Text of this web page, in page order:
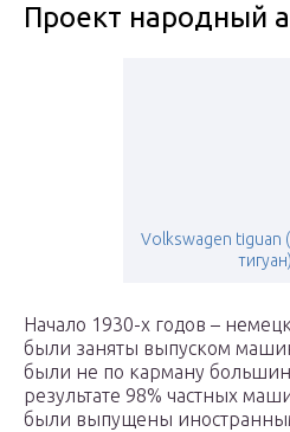
Проект народный
Volkswagen tiguan
тигуан)
Начало 1930-х годов –
были заняты выпуском
были не по карману
результате 98% частных
были выпущены